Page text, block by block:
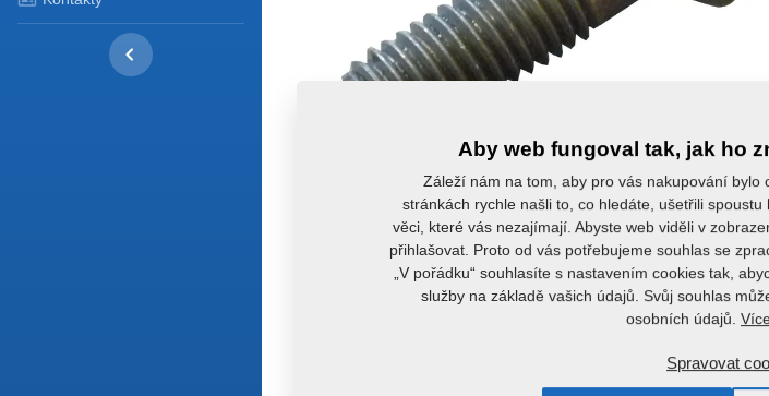
Aby web fungoval tak, jak ho
Záleží nám na tom, aby pro vás nakupování bylo
stránkách rychle našli to, co hledáte, ušetřili
věci, které vás nezajímají. Abyste web viděli v
přihlašovat. Proto od vás potřebujeme souhlas se
„V pořádku“ souhlasíte s nastavením cookies tak,
služby na základě vašich údajů. Svůj souhlas
osobních údajů.
Spravovat